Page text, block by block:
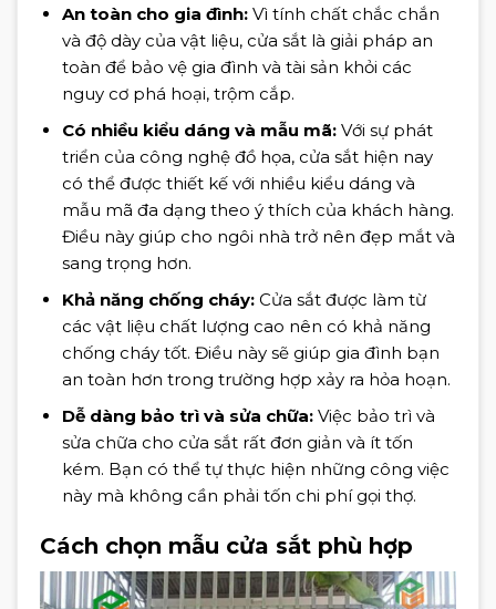
An toàn cho gia đình:Vì tính chất chắc chắn
và độ dày của vật liệu, cửa sắt là giải pháp an
toàn để bảo vệ gia đình và tài sản khỏi các
nguy cơ phá hoại, trộm cắp.
Có nhiều kiểu dáng và mẫu mã:Với sự phát
triển của công nghệ đồ họa, cửa sắt hiện nay
có thể được thiết kế với nhiều kiểu dáng và
mẫu mã đa dạng theo ý thích của khách hàng.
Điều này giúp cho ngôi nhà trở nên đẹp mắt và
sang trọng hơn.
Khả năng chống cháy:Cửa sắt được làm từ
các vật liệu chất lượng cao nên có khả năng
chống cháy tốt. Điều này sẽ giúp gia đình bạn
an toàn hơn trong trường hợp xảy ra hỏa hoạn.
Dễ dàng bảo trì và sửa chữa:Việc bảo trì và
sửa chữa cho cửa sắt rất đơn giản và ít tốn
kém. Bạn có thể tự thực hiện những công việc
này mà không cần phải tốn chi phí gọi thợ.
Cách chọn mẫu cửa sắt phù hợp